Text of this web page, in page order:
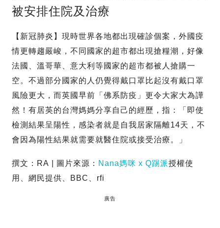
被安排住院及治療
【新冠肺炎】現時世界各地都出現確診個案，外國疫
情更轉趨嚴峻，不同國家的超市都出現搶糧潮，好像
法國、溫哥華、意大利等國家的超市都被人搶購一
空。不過部分國家的人仍覺得戴口罩比起沒有戴口罩
風險更大，而英國早前「佛系防疫」更令大家大為譁
然！有居英的台灣媽媽分享自己的經歷，指：「即使
檢測結果呈陽性，感染者就是自我居家隔離14天，不
會因為陽性結果就需要就醫住院或接受治療。」
撰文：RA | 圖片來源： Nana媽咪 x Q踢派授權使
用、網民提供、BBC、rfi
廣告